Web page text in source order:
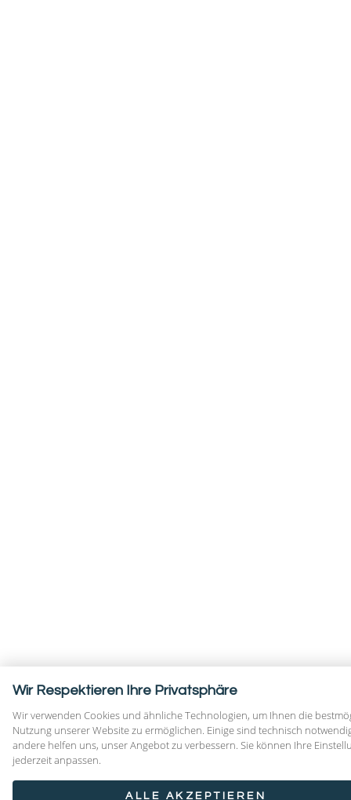
Wir Respektieren Ihre Privatsphäre
Wir verwenden Cookies und ähnliche Technologien, um Ihnen die
Nutzung unserer Website zu ermöglichen. Einige sind technisch
andere helfen uns, unser Angebot zu verbessern. Sie können Ihre
jederzeit anpassen.
ALLE AKZEPTIEREN